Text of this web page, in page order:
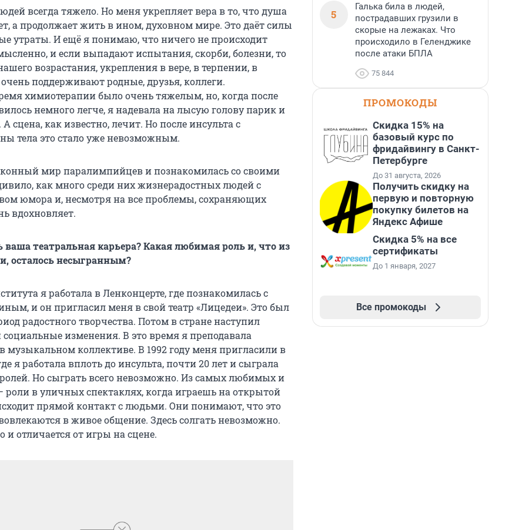
всегда тяжело. Но меня укрепляет вера в то, что душа
а продолжает жить в ином, духовном мире. Это даёт силы
утраты. И ещё я понимаю, что ничего не происходит
и если выпадают испытания, скорби, болезни, то
возрастания, укрепления в вере, в терпении, в
поддерживают родные, друзья, коллеги.
химиотерапии было очень тяжелым, но, когда после
немного легче, я надевала на лысую голову парик и
сцена, как известно, лечит. Но после инсульта с
тела это стало уже невозможным.
конный мир паралимпийцев и познакомилась со своими
как много среди них жизнерадостных людей с
юмора и, несмотря на все проблемы, сохраняющих
вдохновляет.
ваша театральная карьера? Какая любимая роль и, что из
осталось несыгранным?
я работала в Ленконцерте, где познакомилась с
и он пригласил меня в свой театр «Лицедеи». Это был
радостного творчества. Потом в стране наступил
изменения. В это время я преподавала
музыкальном коллективе. В 1992 году меня пригласили в
я работала вплоть до инсульта, почти 20 лет и сыграла
Но сыграть всего невозможно. Из самых любимых и
в уличных спектаклях, когда играешь на открытой
прямой контакт с людьми. Они понимают, что это
в живое общение. Здесь солгать невозможно.
и отличается от игры на сцене.
5
Галька била в людей,
пострадавших грузили в
скорые на лежаках. Что
происходило в Геленджике
после атаки БПЛА
75 844
ПРОМОКОДЫ
Скидка 15% на
базовый курс по
фридайвингу в Санкт-
Петербурге
До 31 августа, 2026
Получить скидку на
первую и повторную
покупку билетов на
Яндекс Афише
Скидка 5% на все
сертификаты
До 1 января, 2027
Все промокоды